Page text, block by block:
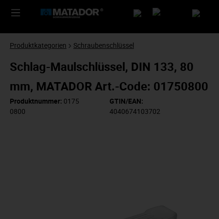
Produktkategorien Schraubenschlüssel
Schlag-Maulschlüssel, DIN 133, 80
mm, MATADOR Art.-Code: 01750800
Produktnummer: 0175
0800
GTIN/EAN:
4040674103702